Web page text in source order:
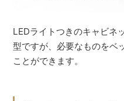
LEDライトつきのキャビネ
型ですが、必要なものをベ
ことができます。